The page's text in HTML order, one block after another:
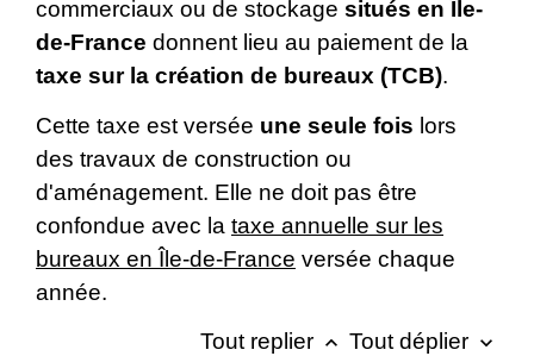
commerciaux ou de stockage situés en Île-
de-France donnent lieu au paiement de la
taxe sur la création de bureaux (TCB).
Cette taxe est versée une seule fois lors
des travaux de construction ou
d'aménagement. Elle ne doit pas être
confondue avec la taxe annuelle sur les
bureaux en Île-de-France versée chaque
année.
Tout replier keyboard_arrow_up Tout déplier keyboard_arrow_down